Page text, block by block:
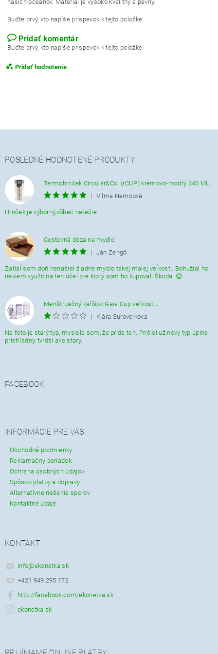
našich oceánov. Materiál je vysoko kvalitný a pevný.
Buďte prvý, kto napíše príspevok k tejto položke.
Pridať komentár
Buďte prvý, kto napíše príspevok k tejto položke.
Pridať hodnotenie
POSLEDNÉ HODNOTENÉ PRODUKTY
Termohrnček Circular&Co. (rCUP) krémovo-modrý 340 ML.
|
Vilma Nemcová
Hrnček je výborný,vôbec netečie
Cestovná dóza na mydlo
|
Ján Zengő
Zatiaĺ som doň nenašiel žiadne mydlo takej malej veĺkosti. Bohužial ho
neviem využiť na ten účel pre ktorý som ho kupoval. Škoda. 😉
Menštruačný kalíšok Gaia Cup veľkosť L
|
Klára Surovcikova
Na foto je starý typ, myslela som, že príde ten. Prišiel už nový typ úplne
priehľadný, tvrdší ako starý.
FACEBOOK
INFORMÁCIE PRE VÁS
Obchodné podmienky
Reklamačný poriadok
Ochrana osobných údajov
Spôsob platby a dopravy
Alternatívne riešenie sporov
Kontaktné údaje
KONTAKT
info@ekonetka.sk
+421 949 295 172
http://facebook.com/ekonetka.sk
ekonetka.sk